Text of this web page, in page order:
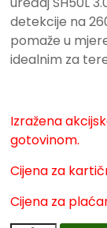
detekcije na
pomaže u
idealnim za
Izražena
gotovinom.
Cijena za
Cijena za